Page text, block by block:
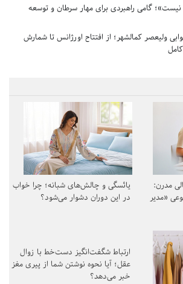
گامی راهبردی برای مهار سرطان و توسعه
۱۳۵ تختخوابی ولیعصر کمالشهر؛ از افتتاح اورژانس تا شمارش
مدرن:
«مدیر
یائسگی و چالش‌های شبانه؛ چرا خواب
در این دوران دشوار می‌شود؟
ارتباط شگفت‌انگیز دست‌خط با زوال
عقل؛ آیا نحوه نوشتن شما از پیری مغز
خبر می‌دهد؟